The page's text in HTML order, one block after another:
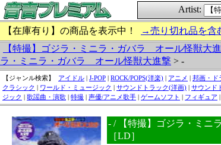
Artist:
【在庫有り】の商品を表示中！
→売り切れ品を含
【特撮】ゴジラ・ミニラ・ガバラ オール怪獣大
ラ・ミニラ・ガバラ オール怪獣大進撃 > -
【ジャンル検索】 アイドル | J-POP | ROCK/POPS(洋楽) | アニメ | 邦画・ド
クラシック | ワールド・ミュージック | サウンドトラック(洋画) | サウンド
ジック | 歌謡曲・演歌 | 特撮 | 声優/アニメ歌手 | ゲームソフト | フィギュア |
- / 【特撮】ゴジラ・ミ
［LD］